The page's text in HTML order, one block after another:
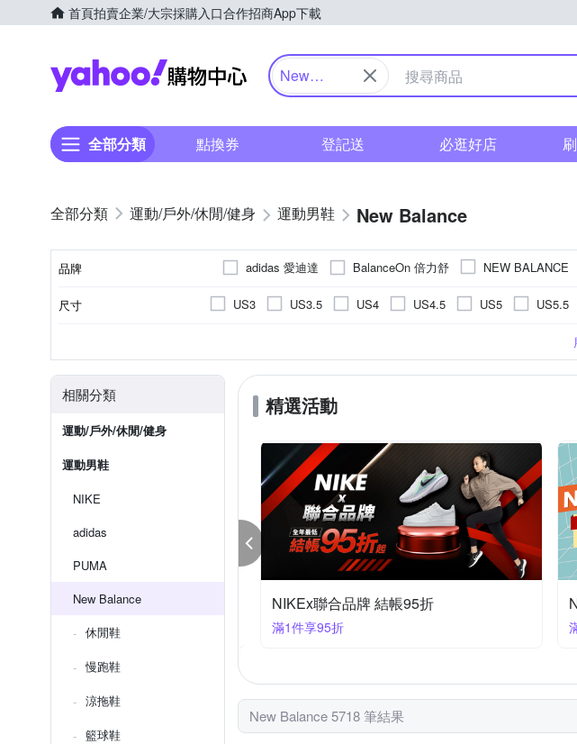
首頁拍賣企業/大宗採購入口合作招商App下載
Yahoo購物中心
New
全部分類 點換券 登記送 必逛好店
運動/戶外/休閒/健身 運動男鞋 New Balance
品牌 adidas 愛迪達 BalanceOn 倍力舒 NEW BALANCE
尺寸 US3 US3.5 US4 US4.5 US5 US5.5
EU36
EU37 EU38 EU39 EU40 EU41
UK4.5
UK5
22.5cm
23cm
相關分類
運動/戶外/休閒/健身
運動男鞋
NIKE
adidas
PUMA
New Balance
休閒鞋
慢跑鞋
涼拖鞋
籃球鞋
精選活動
聯合品牌 結帳95折 NIKEx聯合品牌 結帳95折
滿1件享95折
New Balance 5718 筆結果